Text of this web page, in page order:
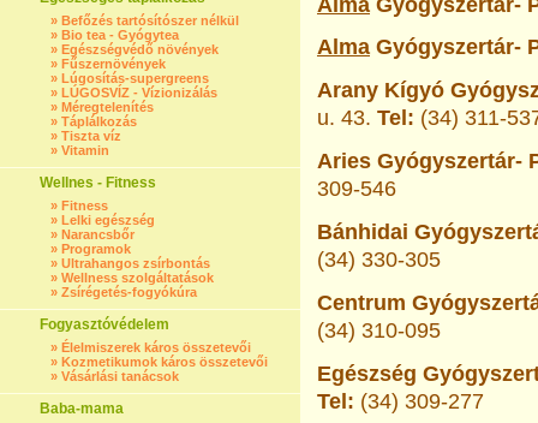
» Befőzés tartósítószer nélkül
» Bio tea - Gyógytea
» Egészségvédő növények
» Fűszernövények
» Lúgosítás-supergreens
» LÚGOSVÍZ - Vízionizálás
» Méregtelenítés
» Táplálkozás
» Tiszta víz
» Vitamin
Wellnes - Fitness
» Fitness
» Lelki egészség
» Narancsbőr
» Programok
» Ultrahangos zsírbontás
» Wellness szolgáltatások
» Zsírégetés-fogyókúra
Fogyasztóvédelem
» Élelmiszerek káros összetevői
» Kozmetikumok káros összetevői
» Vásárlási tanácsok
Baba-mama
Alma Gyógyszertár-
Alma Gyógyszertár-
Arany Kígyó
u. 43. Tel: (34) 311-
Aries Gyógyszertár-
309-546
Bánhidai
(34) 330-305
Centrum
(34) 310-095
Egészség
Tel: (34) 309-277